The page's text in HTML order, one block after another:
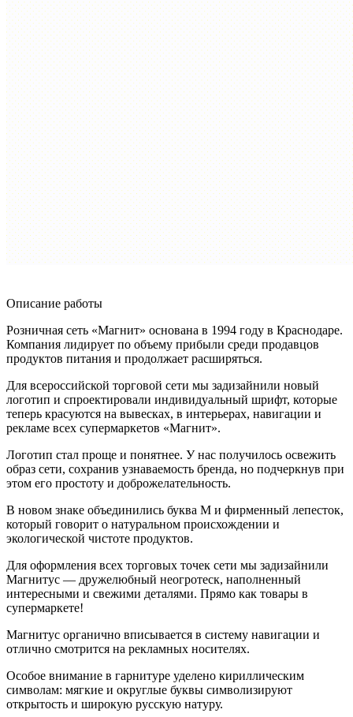
Описание работы
Розничная сеть «Магнит» основана в 1994 году в Краснодаре.
Компания лидирует по объему прибыли среди продавцов
продуктов питания и продолжает расширяться.
Для всероссийской торговой сети мы задизайнили новый
логотип и спроектировали индивидуальный шрифт, которые
теперь красуются на вывесках, в интерьерах, навигации и
рекламе всех супермаркетов «Магнит».
Логотип стал проще и понятнее. У нас получилось освежить
образ сети, сохранив узнаваемость бренда, но подчеркнув при
этом его простоту и доброжелательность.
В новом знаке объединились буква М и фирменный лепесток,
который говорит о натуральном происхождении и
экологической чистоте продуктов.
Для оформления всех торговых точек сети мы задизайнили
Магнитус — дружелюбный неогротеск, наполненный
интересными и свежими деталями. Прямо как товары в
супермаркете!
Магнитус органично вписывается в систему навигации и
отлично смотрится на рекламных носителях.
Особое внимание в гарнитуре уделено кириллическим
символам: мягкие и округлые буквы символизируют
открытость и широкую русскую натуру.